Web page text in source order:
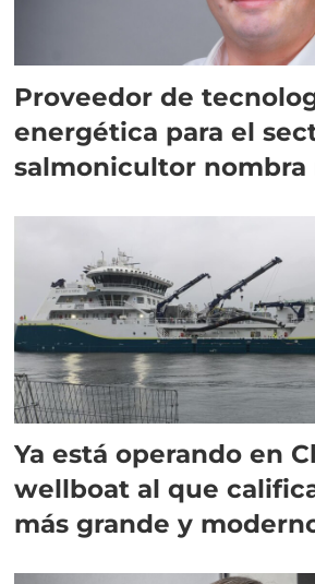
Proveedor de
energética para el
salmonicultor nombra
Ya está operando en
wellboat al que
más grande y